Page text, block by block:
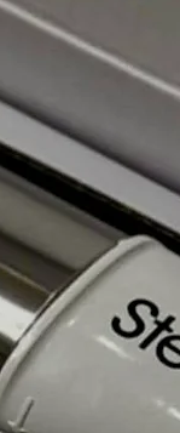
En cas d’irritation
sensation
quelconque malaise
veuillez rincer
médecin.
Si après la coloration
problèmes: irritation,
rapidement un
Précautions : Ce
des yeux, car il peut
si le révélateur
colorant entrent en
immédiatement et
situation, veuillez
Utiliser uniquement les
dôse indiquiés par
un endroit frais loin